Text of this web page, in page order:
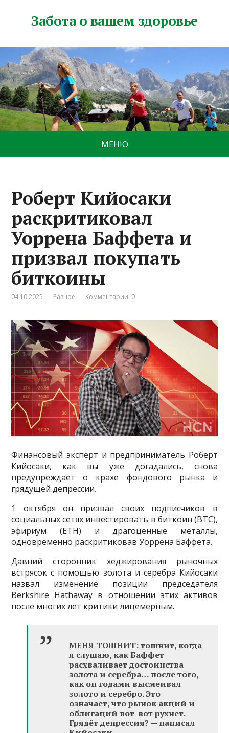
Забота о вашем здоровье
МЕНЮ
Роберт Кийосаки
раскритиковал
Уоррена Баффета и
призвал покупать
биткоины
04.10.2025 Разное Комментарии: 0
Финансовый эксперт и предприниматель Роберт
Кийосаки, как вы уже догадались, снова
предупреждает о крахе фондового рынка и
грядущей депрессии.
1 октября он призвал своих подписчиков в
социальных сетях инвестировать в биткоин (BTC),
эфириум (ETH) и драгоценные металлы,
одновременно раскритиковав Уоррена Баффета.
Давний сторонник хеджирования рыночных
встрясок с помощью золота и серебра Кийосаки
назвал изменение позиции председателя
Berkshire Hathaway в отношении этих активов
после многих лет критики лицемерным.
МЕНЯ ТОШНИТ: тошнит, когда
я слушаю, как Баффет
расхваливает достоинства
золота и серебра… после того,
как он годами высмеивал
золото и серебро. Это
означает, что рынок акций и
облигаций вот-вот рухнет.
Грядёт депрессия? — написал